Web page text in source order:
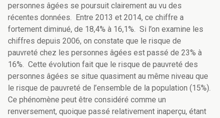
personnes âgées se poursuit clairement au vu des
récentes données. Entre 2013 et 2014, ce chiffre a
fortement diminué, de 18,4% à 16,1%. Si l’on examine les
chiffres depuis 2006, on constate que le risque de
pauvreté chez les personnes âgées est passé de 23% à
16%. Cette évolution fait que le risque de pauvreté des
personnes âgées se situe quasiment au même niveau que
le risque de pauvreté de l’ensemble de la population (15%).
Ce phénomène peut être considéré comme un
renversement, quoique passé relativement inaperçu, étant